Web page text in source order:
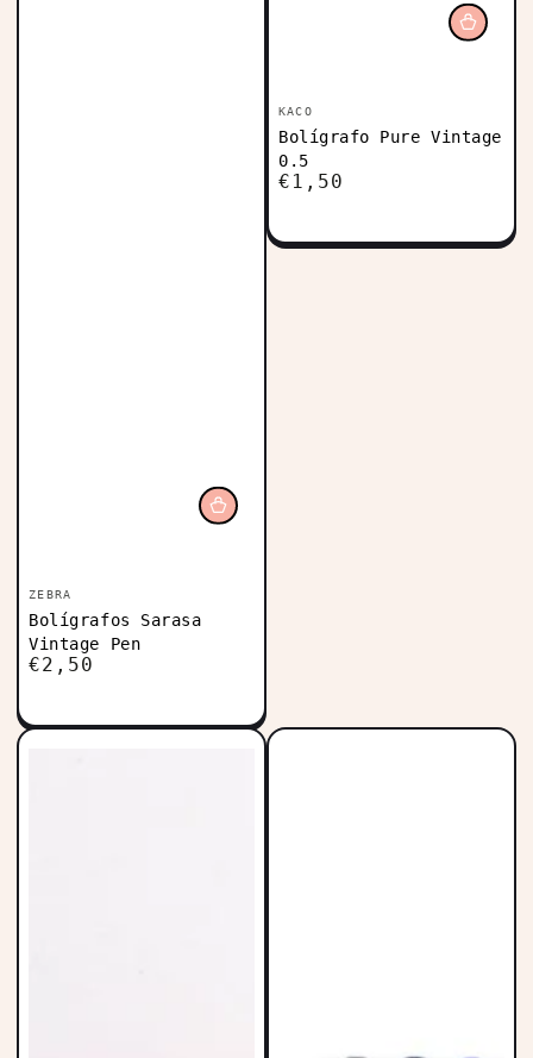
Vendedor:
ZEBRA
Bolígrafos Sarasa
Vintage Pen
Precio
€2,50
Vendedor:
KACO
Bolígrafo Pure Vintage
0.5
Precio
€1,50